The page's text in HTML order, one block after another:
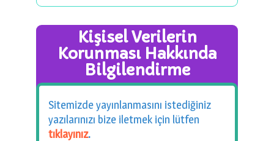
Kişisel Verilerin
Korunması Hakkında
Bilgilendirme
Sitemizde yayınlanmasını istediğiniz
yazılarınızı bize iletmek için lütfen
tıklayınız.